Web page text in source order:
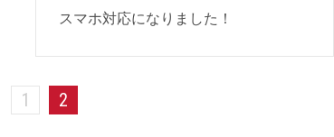
スマホ対応になりました！
1 2